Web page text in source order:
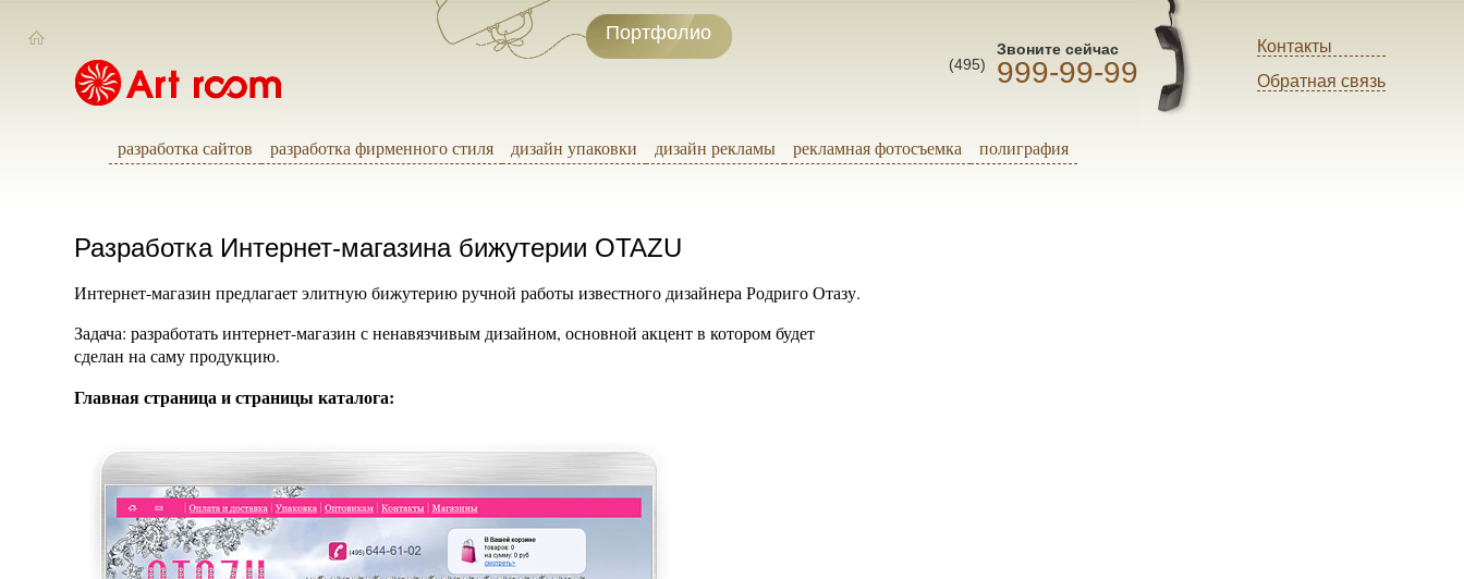
Портфолио
(495)
Звоните сейчас
999-99-99
Контакты
Обратная связь
разработка сайтов разработка фирменного стиля дизайн упаковки дизайн рекламы рекламная фотосъемка полиграфия
Разработка Интернет-магазина бижутерии OTAZU
Интернет-магазин предлагает элитную бижутерию ручной работы известного дизайнера Родриго Отазу.
Задача: разработать интернет-магазин с ненавязчивым дизайном, основной акцент в котором будет
сделан на саму продукцию.
Главная страница и страницы каталога: